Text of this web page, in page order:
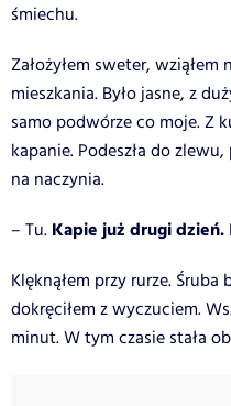
śmiechu.
Założyłem sweter,
mieszkania. Było jasne, z
samo podwórze co moje. Z
kapanie. Podeszła do
na naczynia.
– Tu. Kapie już drugi dzień.
Klęknąłem przy rurze.
dokręciłem z wyczuciem.
minut. W tym czasie stała